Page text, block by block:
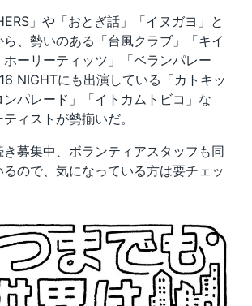
」や「おとぎ話」「イヌガヨ」と
、勢いのある「台風クラブ」「キイ
ーリーティッツ」「ベランパレー
NIGHTにも出演している「カトキッ
ンパレード」「イトカムトビコ」な
ィストが勢揃いだ。
募集中、 ボランティアスタッフ も同
るので、気になっている方は要チェッ